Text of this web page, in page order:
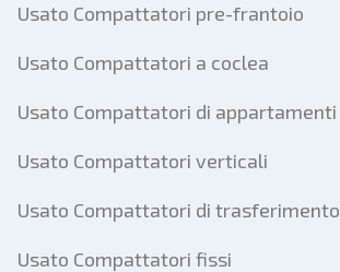
Usato Compattatori pre-frantoio
Usato Compattatori a coclea
Usato Compattatori di appartamenti
Usato Compattatori verticali
Usato Compattatori di trasferimento
Usato Compattatori fissi